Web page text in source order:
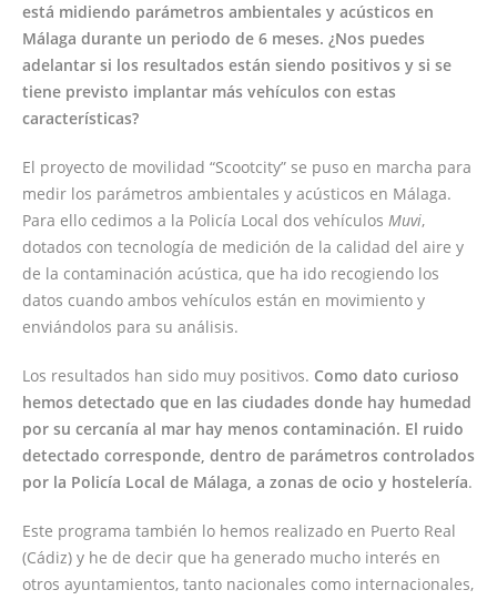
está midiendo parámetros ambientales y acústicos en
Málaga durante un periodo de 6 meses. ¿Nos puedes
adelantar si los resultados están siendo positivos y si se
tiene previsto implantar más vehículos con estas
características?
El proyecto de movilidad “Scootcity” se puso en marcha para
medir los parámetros ambientales y acústicos en Málaga.
Para ello cedimos a la Policía Local dos vehículos Muvi,
dotados con tecnología de medición de la calidad del aire y
de la contaminación acústica, que ha ido recogiendo los
datos cuando ambos vehículos están en movimiento y
enviándolos para su análisis.
Los resultados han sido muy positivos. Como dato curioso
hemos detectado que en las ciudades donde hay humedad
por su cercanía al mar hay menos contaminación. El ruido
detectado corresponde, dentro de parámetros controlados
por la Policía Local de Málaga, a zonas de ocio y hostelería.
Este programa también lo hemos realizado en Puerto Real
(Cádiz) y he de decir que ha generado mucho interés en
otros ayuntamientos, tanto nacionales como internacionales,